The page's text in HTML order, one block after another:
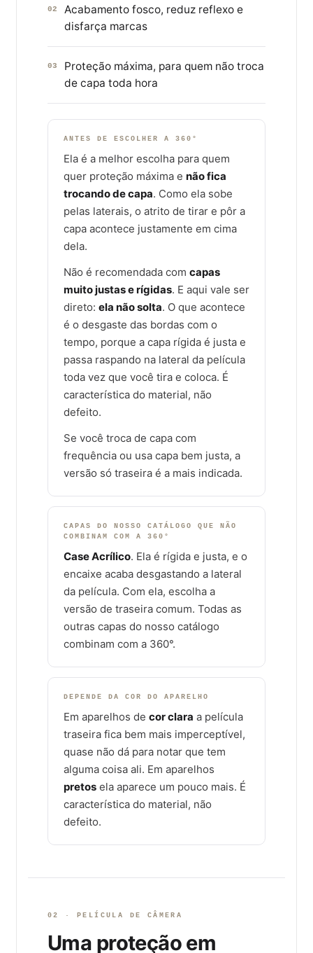
02
Acabamento fosco, reduz reflexo e
disfarça marcas
03
Proteção máxima, para quem não troca
de capa toda hora
ANTES DE ESCOLHER A 360°
Ela é a melhor escolha para quem
quer proteção máxima e não fica
trocando de capa. Como ela sobe
pelas laterais, o atrito de tirar e pôr a
capa acontece justamente em cima
dela.
Não é recomendada com capas
muito justas e rígidas. E aqui vale ser
direto: ela não solta. O que acontece
é o desgaste das bordas com o
tempo, porque a capa rígida é justa e
passa raspando na lateral da película
toda vez que você tira e coloca. É
característica do material, não
defeito.
Se você troca de capa com
frequência ou usa capa bem justa, a
versão só traseira é a mais indicada.
CAPAS DO NOSSO CATÁLOGO QUE NÃO
COMBINAM COM A 360°
Case Acrílico. Ela é rígida e justa, e o
encaixe acaba desgastando a lateral
da película. Com ela, escolha a
versão de traseira comum. Todas as
outras capas do nosso catálogo
combinam com a 360°.
DEPENDE DA COR DO APARELHO
Em aparelhos de cor clara a película
traseira fica bem mais imperceptível,
quase não dá para notar que tem
alguma coisa ali. Em aparelhos
pretos ela aparece um pouco mais. É
característica do material, não
defeito.
02 · PELÍCULA DE CÂMERA
Uma proteção em